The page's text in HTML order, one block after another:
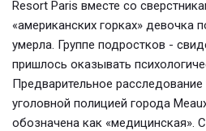
Resort Paris вместе со
«американских горках» девочка
умерла. Группе подростков -
пришлось оказывать
Предварительное
уголовной полицией города
обозначена как «медицинская».